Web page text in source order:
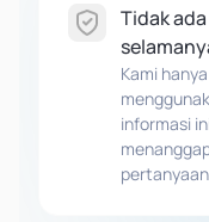
Tidak
Kami hanya
informasi